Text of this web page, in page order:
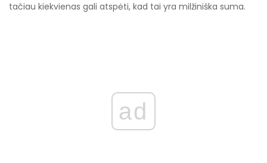
tačiau kiekvienas gali atspėti, kad tai yra milžiniška suma.
ad